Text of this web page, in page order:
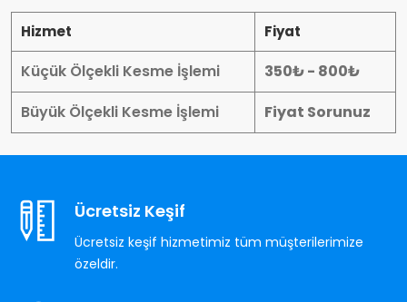
Hizmet Fiyat
Küçük Ölçekli Kesme İşlemi
350₺ - 800₺
Büyük Ölçekli Kesme İşlemi
Fiyat Sorunuz
Ücretsiz Keşif
Ücretsiz keşif hizmetimiz tüm müşterilerimize
özeldir.